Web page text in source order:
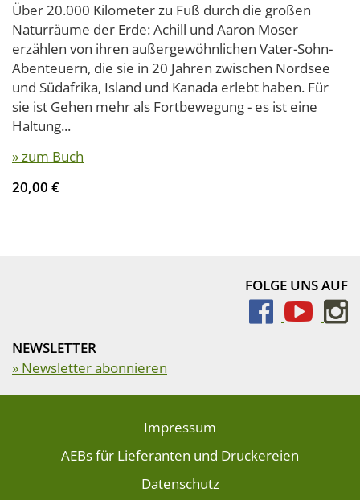
Über 20.000 Kilometer zu Fuß durch die großen
Naturräume der Erde: Achill und Aaron Moser
erzählen von ihren außergewöhnlichen Vater-Sohn-
Abenteuern, die sie in 20 Jahren zwischen Nordsee
und Südafrika, Island und Kanada erlebt haben. Für
sie ist Gehen mehr als Fortbewegung - es ist eine
Haltung...
» zum Buch
20,00 €
FOLGE UNS AUF
NEWSLETTER
» Newsletter abonnieren
Impressum
AEBs für Lieferanten und Druckereien
Datenschutz